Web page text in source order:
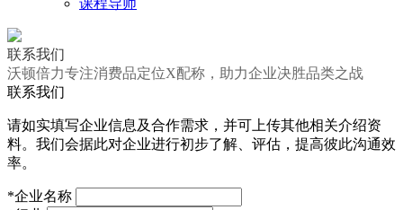
课程导师
联系我们
沃顿倍力专注消费品定位X配称，助力企业决胜品类之战
联系我们
请如实填写企业信息及合作需求，并可上传其他相关介绍资
料。我们会据此对企业进行初步了解、评估，提高彼此沟通效
率。
*企业名称